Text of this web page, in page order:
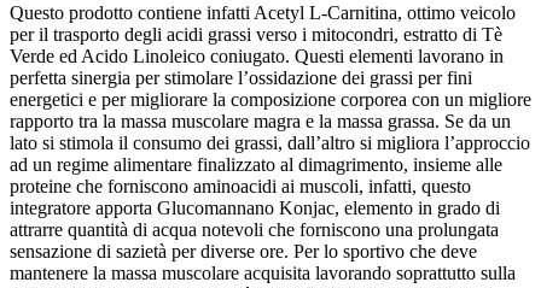
Questo prodotto contiene infatti Acetyl L-Carnitina, ottimo veicolo
per il trasporto degli acidi grassi verso i mitocondri, estratto di Tè
Verde ed Acido Linoleico coniugato. Questi elementi lavorano in
perfetta sinergia per stimolare l’ossidazione dei grassi per fini
energetici e per migliorare la composizione corporea con un migliore
rapporto tra la massa muscolare magra e la massa grassa. Se da un
lato si stimola il consumo dei grassi, dall’altro si migliora l’approccio
ad un regime alimentare finalizzato al dimagrimento, insieme alle
proteine che forniscono aminoacidi ai muscoli, infatti, questo
integratore apporta Glucomannano Konjac, elemento in grado di
attrarre quantità di acqua notevoli che forniscono una prolungata
sensazione di sazietà per diverse ore. Per lo sportivo che deve
mantenere la massa muscolare acquisita lavorando soprattutto sulla